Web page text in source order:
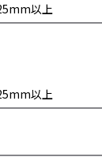
以上
以上